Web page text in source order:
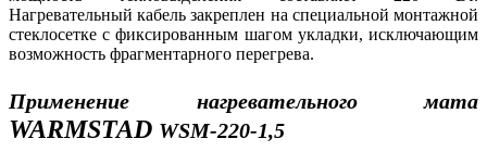
Нагревательный кабель закреплен на специальной монтажной
стеклосетке с фиксированным шагом укладки, исключающим
возможность фрагментарного перегрева.
Применение нагревательного мата
WARMSTAD WSM-220-1,5